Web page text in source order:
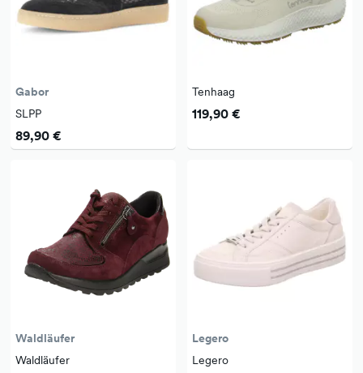
Gabor
SLPP
89,90 €
Tenhaag
119,90 €
Waldläufer
Waldläufer
Legero
Legero